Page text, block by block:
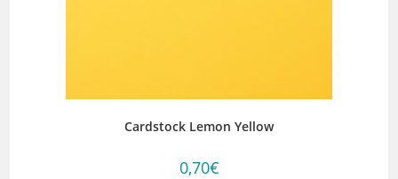
Cardstock Lemon Yellow
0,70€